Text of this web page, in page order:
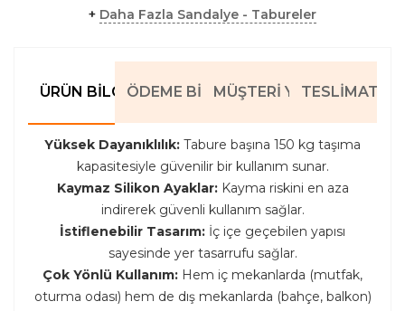
+ Daha Fazla Sandalye - Tabureler
ÜRÜN BILGILERIÖDEME BILGILERIMÜŞTERI YORUMLARI
TESLIMAT
Yüksek Dayanıklılık: Tabure başına 150 kg taşıma
kapasitesiyle güvenilir bir kullanım sunar.
Kaymaz Silikon Ayaklar:Kayma riskini en aza
indirerek güvenli kullanım sağlar.
İstiflenebilir Tasarım: İç içe geçebilen yapısı
sayesinde yer tasarrufu sağlar.
Çok Yönlü Kullanım: Hem iç mekanlarda (mutfak,
oturma odası) hem de dış mekanlarda (bahçe, balkon)